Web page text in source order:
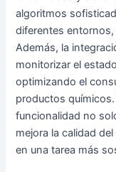
algoritmos
diferentes
Además, la
monitorizar el
optimizando el
productos
funcionalidad no
mejora la calidad
en una tarea más